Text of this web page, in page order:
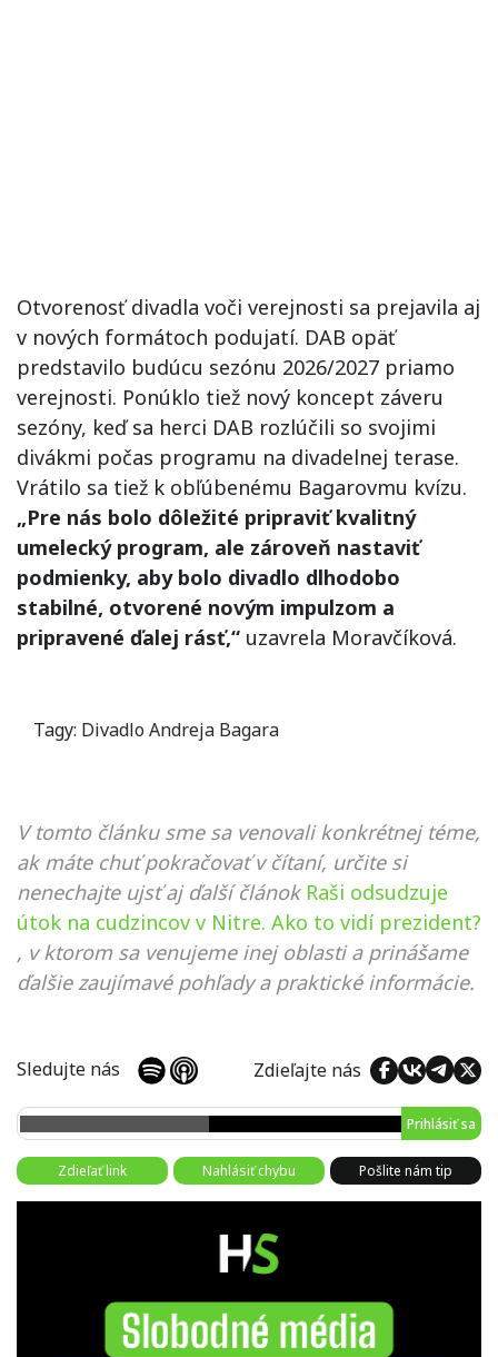
Otvorenosť divadla voči verejnosti sa prejavila aj
v nových formátoch podujatí. DAB opäť
predstavilo budúcu sezónu 2026/2027 priamo
verejnosti. Ponúklo tiež nový koncept záveru
sezóny, keď sa herci DAB rozlúčili so svojimi
divákmi počas programu na divadelnej terase.
Vrátilo sa tiež k obľúbenému Bagarovmu kvízu.
„Pre nás bolo dôležité pripraviť kvalitný
umelecký program, ale zároveň nastaviť
podmienky, aby bolo divadlo dlhodobo
stabilné, otvorené novým impulzom a
pripravené ďalej rásť,“ uzavrela Moravčíková.
Tagy: Divadlo Andreja Bagara
V tomto článku sme sa venovali konkrétnej téme,
ak máte chuť pokračovať v čítaní, určite si
nenechajte ujsť aj ďalší článok Raši odsudzuje
útok na cudzincov v Nitre. Ako to vidí prezident?
, v ktorom sa venujeme inej oblasti a prinášame
ďalšie zaujímavé pohľady a praktické informácie.
Sledujte nás Zdieľajte nás
Prihlásiť sa
Zdieľať link Nahlásiť chybu Pošlite nám tip